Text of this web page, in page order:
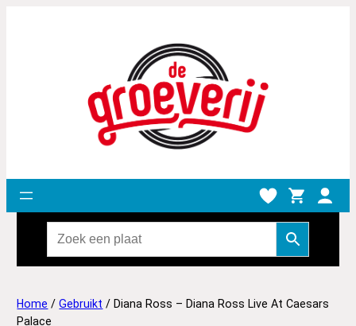
Home /Gebruikt / Diana Ross – Diana Ross Live At Caesars
Palace